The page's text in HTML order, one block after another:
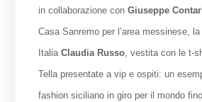
in collaborazione conGiuseppe
Casa Sanremo per l’area messinese,
ItaliaClaudia Russo, vestita con le t-
Tella presentate a vip e ospiti: un
fashion siciliano in giro per il mondo